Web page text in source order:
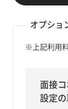
オプショ
※上記利用
面接
設定